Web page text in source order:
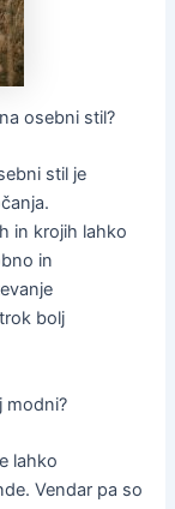
osebni stil?
stil je
in krojih lahko
in
bolj
modni?
lahko
Vendar pa so